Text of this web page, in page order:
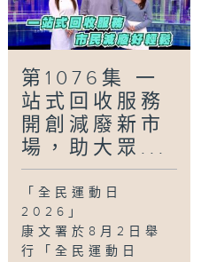
第1076集 一
站式回收服務
開創減廢新市
場，助大眾...
「全民運動日
2026」
康文署於8月2日舉
行「全民運動日